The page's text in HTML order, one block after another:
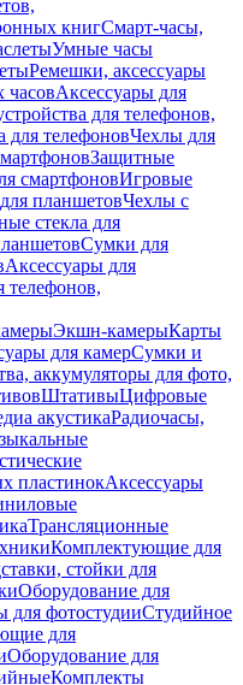
книгСмарт-часы,
Умные часы
Ремешки, аксессуары
часовАксессуары для
для телефонов,
для телефоновЧехлы для
Защитные
смартфоновИгровые
планшетовЧехлы с
стекла для
Сумки для
Аксессуары для
телефонов,
Экшн-камерыКарты
для камерСумки и
аккумуляторы для фото,
ШтативыЦифровые
акустикаРадиочасы,
пластинокАксессуары
Трансляционные
Комплектующие для
стойки для
Оборудование для
для фотостудииСтудийное
для
Оборудование для
Комплекты